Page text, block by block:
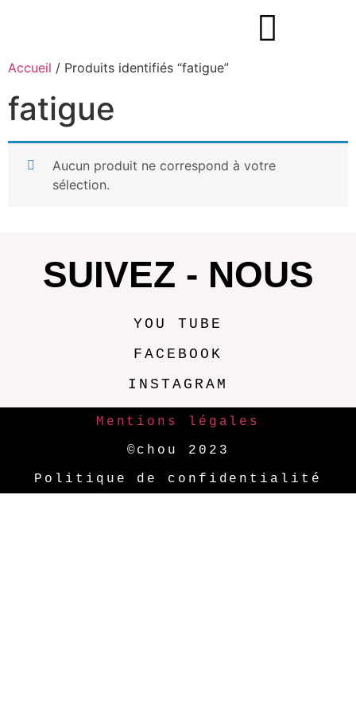
Accueil / Produits identifiés “fatigue”
fatigue
Aucun produit ne correspond à votre
sélection.
SUIVEZ - NOUS
YOU TUBE
FACEBOOK
INSTAGRAM
Mentions légales
©chou 2023
Politique de confidentialité